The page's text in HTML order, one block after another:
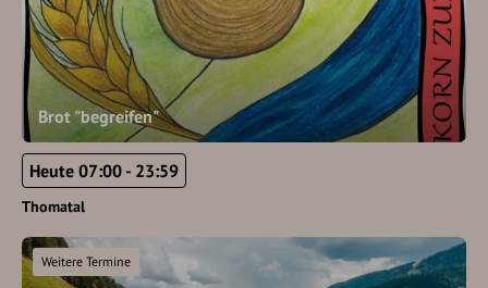
Brot "begreifen"
Heute 07:00 - 23:59
Thomatal
Weitere Termine